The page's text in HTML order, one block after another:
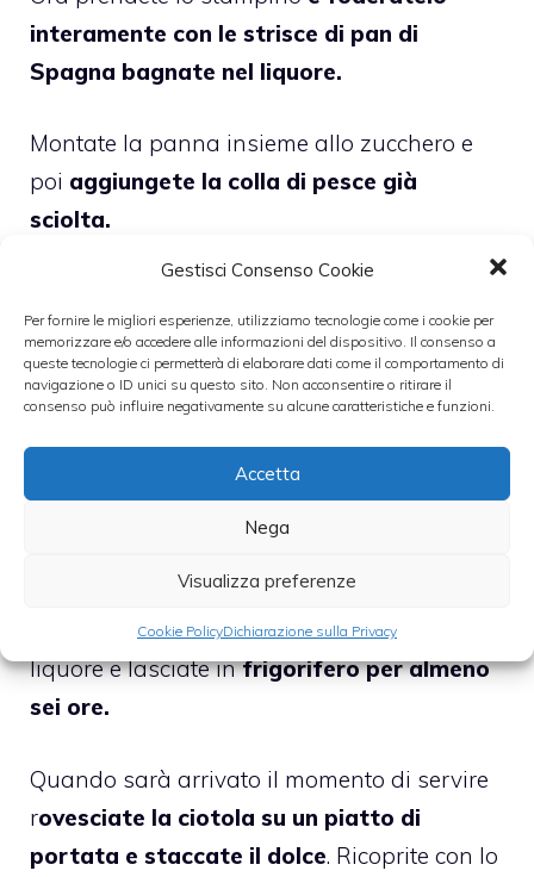
Gestisci Consenso Cookie
Per fornire le migliori esperienze, utilizziamo tecnologie come i cookie per
memorizzare e/o accedere alle informazioni del dispositivo. Il consenso a
queste tecnologie ci permetterà di elaborare dati come il comportamento di
navigazione o ID unici su questo sito. Non acconsentire o ritirare il
consenso può influire negativamente su alcune caratteristiche e funzioni.
Accetta
Nega
Visualizza preferenze
Cookie PolicyDichiarazione sulla Privacy
interamente con le strisce di pan di
Spagna bagnate nel liquore.
Montate la panna insieme allo zucchero e
poi aggiungete la colla di pesce già
sciolta.
aggiungeretela crema al cioccolato,
all’altra i canditi e il cioccolato
spezzettati.
la panna al cioccolato nella
poi sopra aggiungete la
con una spatola. Infine
con le strisce di pan di Spagnabagnate nel
liquore e lasciate infrigorifero per almeno
sei ore.
Quando sarà arrivato il momento di servire
rovesciate la ciotola su un piatto di
portata e staccate il dolce. Ricoprite con lo